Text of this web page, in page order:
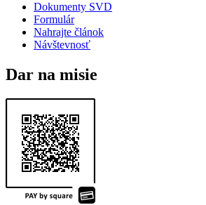
Dokumenty SVD
Formulár
Nahrajte článok
Návštevnosť
Dar na misie